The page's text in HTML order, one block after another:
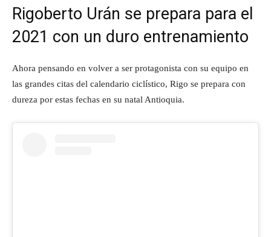
Rigoberto Urán se prepara para el
2021 con un duro entrenamiento
Ahora pensando en volver a ser protagonista con su equipo en
las grandes citas del calendario ciclístico, Rigo se prepara con
dureza por estas fechas en su natal Antioquia.